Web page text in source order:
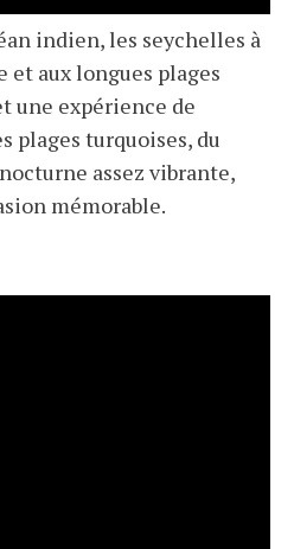
indien, les seychelles à
et aux longues plages
une expérience de
plages turquoises, du
assez vibrante,
mémorable.